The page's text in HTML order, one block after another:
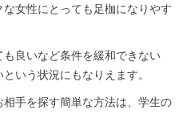
女性にとっても足枷になりやす
良いなど条件を緩和できない
いう状況にもなりえます。
手を探す簡単な方法は、学生の